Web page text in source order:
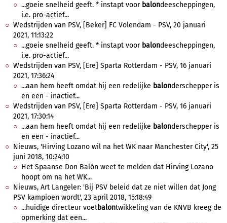
...goeie snelheid geeft. * instapt voor balondeescheppingen,
i.e. pro-actief...
Wedstrijden van PSV, [Beker] FC Volendam - PSV, 20 januari
2021, 11:13:22
...goeie snelheid geeft. * instapt voor balondeescheppingen,
i.e. pro-actief...
Wedstrijden van PSV, [Ere] Sparta Rotterdam - PSV, 16 januari
2021, 17:36:24
...aan hem heeft omdat hij een redelijke balonderschepper is
en een - inactief...
Wedstrijden van PSV, [Ere] Sparta Rotterdam - PSV, 16 januari
2021, 17:30:14
...aan hem heeft omdat hij een redelijke balonderschepper is
en een - inactief...
Nieuws, 'Hirving Lozano wil na het WK naar Manchester City', 25
juni 2018, 10:24:10
Het Spaanse Don Balón weet te melden dat Hirving Lozano
hoopt om na het WK...
Nieuws, Art Langeler: 'Bij PSV beleid dat ze niet willen dat Jong
PSV kampioen wordt', 23 april 2018, 15:18:49
...huidige directeur voetbalontwikkeling van de KNVB kreeg de
opmerking dat een...